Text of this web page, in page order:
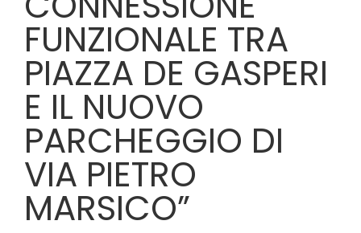
FUNZIONALE TRA
PIAZZA DE GASPERI
E IL NUOVO
PARCHEGGIO DI
VIA PIETRO
MARSICO”